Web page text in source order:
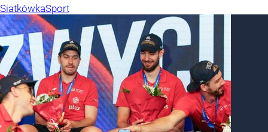
SiatkówkaSport